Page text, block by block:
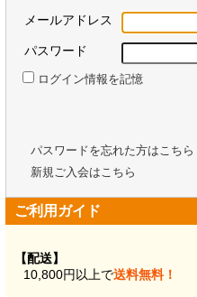
メールアドレス
パスワード
ログイン情報を記憶
パスワードを忘れた方はこちら
新規ご入会はこちら
ご利用ガイド
【配送】
10,800円以上で送料無料！